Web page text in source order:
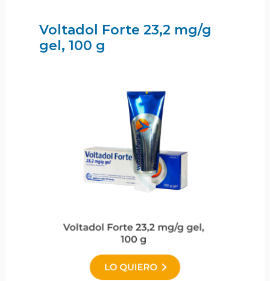
Voltadol Forte 23,2 mg/g
gel, 100 g